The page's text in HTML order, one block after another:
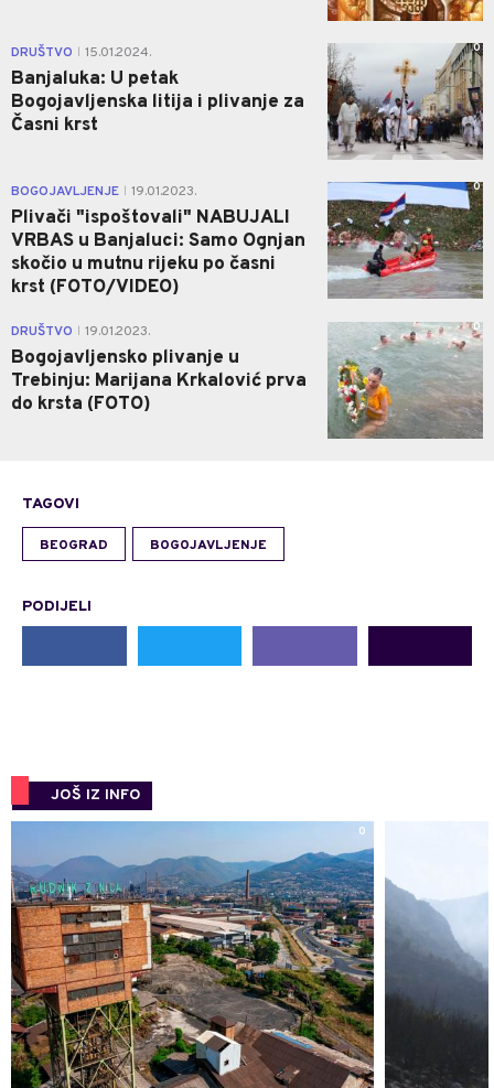
DRUŠTVO 15.01.2024.
Banjaluka: U petak
Bogojavljenska litija i plivanje za
Časni krst
0
BOGOJAVLJENJE 19.01.2023.
Plivači "ispoštovali" NABUJALI
VRBAS u Banjaluci: Samo Ognjan
skočio u mutnu rijeku po časni
krst (FOTO/VIDEO)
0
DRUŠTVO 19.01.2023.
Bogojavljensko plivanje u
Trebinju: Marijana Krkalović prva
do krsta (FOTO)
0
TAGOVI
BEOGRAD BOGOJAVLJENJE
PODIJELI
JOŠ IZ INFO
0